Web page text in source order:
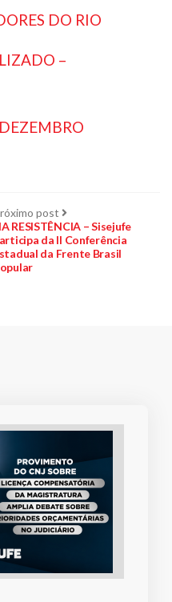
DO RIO
–
post Próximo
post:
RESISTÊNCIA – Sisejufe
da II Conferência
da Frente Brasil